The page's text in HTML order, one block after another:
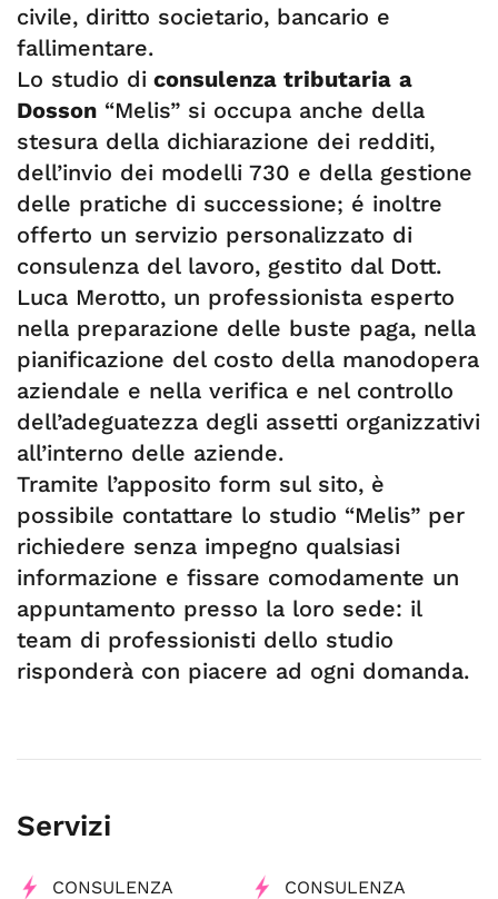
civile, diritto societario, bancario e
fallimentare.
Lo studio di consulenza tributaria a
Dosson “Melis” si occupa anche della
stesura della dichiarazione dei redditi,
dell’invio dei modelli 730 e della gestione
delle pratiche di successione; é inoltre
offerto un servizio personalizzato di
consulenza del lavoro, gestito dal Dott.
Luca Merotto, un professionista esperto
nella preparazione delle buste paga, nella
pianificazione del costo della manodopera
aziendale e nella verifica e nel controllo
dell’adeguatezza degli assetti organizzativi
all’interno delle aziende.
Tramite l’apposito form sul sito, è
possibile contattare lo studio “Melis” per
richiedere senza impegno qualsiasi
informazione e fissare comodamente un
appuntamento presso la loro sede: il
team di professionisti dello studio
risponderà con piacere ad ogni domanda.
Servizi
CONSULENZA
CONSULENZA